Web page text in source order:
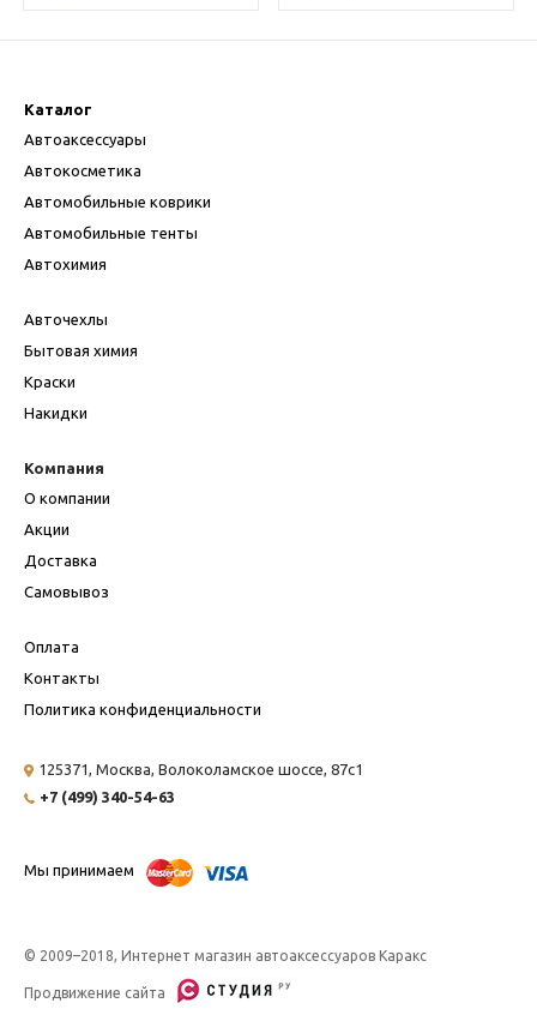
Каталог
Автоаксессуары
Автокосметика
Автомобильные коврики
Автомобильные тенты
Автохимия
Авточехлы
Бытовая химия
Краски
Накидки
Компания
О компании
Акции
Доставка
Самовывоз
Оплата
Контакты
Политика конфиденциальности
125371, Москва, Волоколамское шоссе, 87с1
+7 (499) 340-54-63
Мы принимаем
© 2009–2018, Интернет магазин автоаксессуаров Каракс
Продвижение сайта